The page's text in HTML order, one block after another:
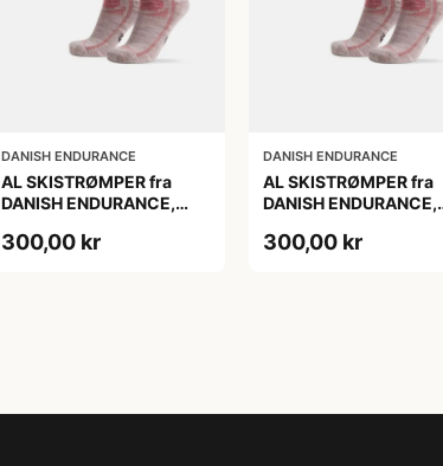
DANISH ENDURANCE
AL SKISTRØMPER fra
DANISH ENDURANCE,
300,00 kr
DANISH ENDURANCE
AL SKISTRØMPER fra
DANISH ENDURANCE,
300,00 kr